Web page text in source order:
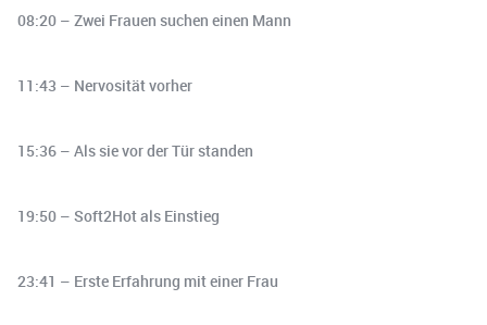
08:20 – Zwei Frauen suchen einen Mann
11:43 – Nervosität vorher
15:36 – Als sie vor der Tür standen
19:50 – Soft2Hot als Einstieg
23:41 – Erste Erfahrung mit einer Frau